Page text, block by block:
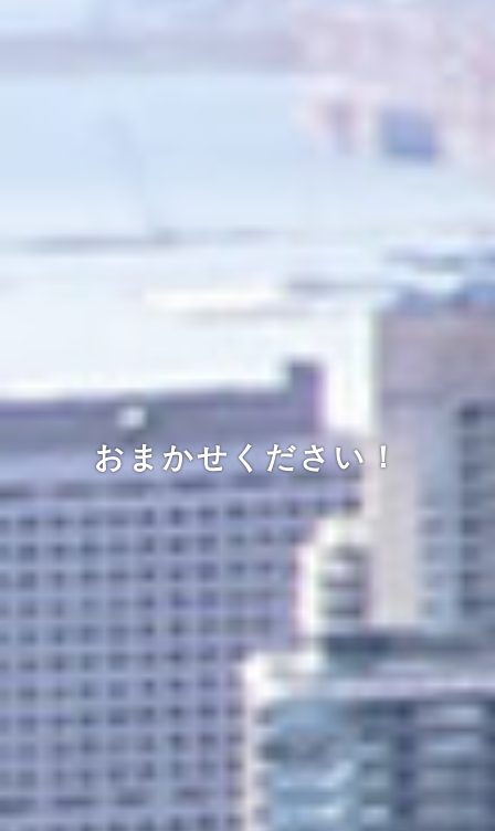
おまかせください！